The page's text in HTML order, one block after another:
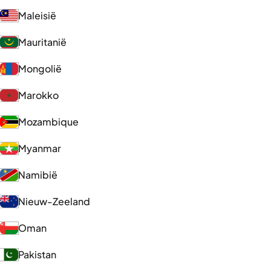
Maleisië
Mauritanië
Mongolië
Marokko
Mozambique
Myanmar
Namibië
Nieuw-Zeeland
Oman
Pakistan